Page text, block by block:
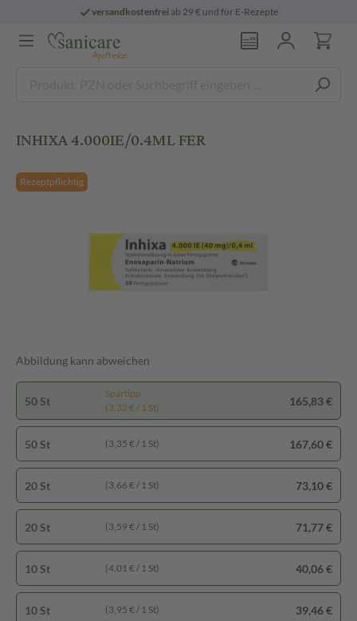
versandkostenfreiab 29 € und für E-Rezepte
INHIXA 4.000IE/0.4ML FER
Rezeptpflichtig
Abbildung kann abweichen
50 St
Spartipp
(3,32 € / 1 St)
165,83 €
50 St (3,35 € / 1 St) 167,60 €
20 St (3,66 € / 1 St) 73,10 €
20 St (3,59 € / 1 St) 71,77 €
10 St (4,01 € / 1 St) 40,06 €
10 St (3,95 € / 1 St) 39,46 €